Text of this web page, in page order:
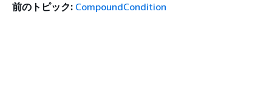
前のトピック: CompoundCondition